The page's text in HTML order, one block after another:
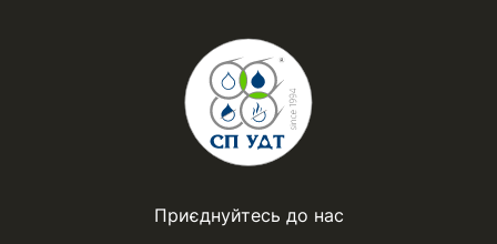
Приєднуйтесь до нас